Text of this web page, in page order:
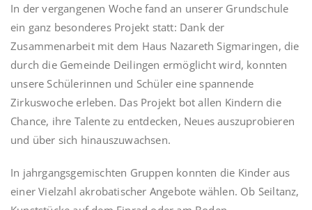
In der vergangenen Woche fand an unserer Grundschule
ein ganz besonderes Projekt statt: Dank der
Zusammenarbeit mit dem Haus Nazareth Sigmaringen, die
durch die Gemeinde Deilingen ermöglicht wird, konnten
unsere Schülerinnen und Schüler eine spannende
Zirkuswoche erleben. Das Projekt bot allen Kindern die
Chance, ihre Talente zu entdecken, Neues auszuprobieren
und über sich hinauszuwachsen.
In jahrgangsgemischten Gruppen konnten die Kinder aus
einer Vielzahl akrobatischer Angebote wählen. Ob Seiltanz,